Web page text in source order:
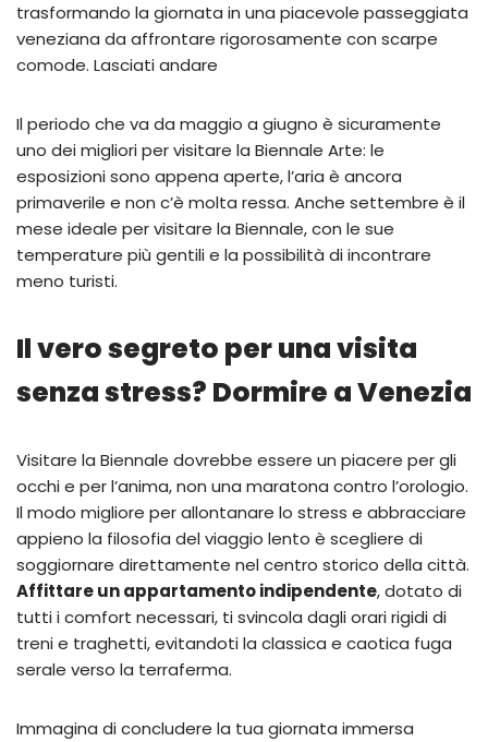
trasformando la giornata in una piacevole passeggiata
veneziana da affrontare rigorosamente con scarpe
comode. Lasciati andare
Il periodo che va da maggio a giugno è sicuramente
uno dei migliori per visitare la Biennale Arte: le
esposizioni sono appena aperte, l’aria è ancora
primaverile e non c’è molta ressa. Anche settembre è il
mese ideale per visitare la Biennale, con le sue
temperature più gentili e la possibilità di incontrare
meno turisti.
Il vero segreto per una visita
senza stress? Dormire a Venezia
Visitare la Biennale dovrebbe essere un piacere per gli
occhi e per l’anima, non una maratona contro l’orologio.
Il modo migliore per allontanare lo stress e abbracciare
appieno la filosofia del viaggio lento è scegliere di
soggiornare direttamente nel centro storico della città.
Affittare un appartamento indipendente, dotato di
tutti i comfort necessari, ti svincola dagli orari rigidi di
treni e traghetti, evitandoti la classica e caotica fuga
serale verso la terraferma.
Immagina di concludere la tua giornata immersa